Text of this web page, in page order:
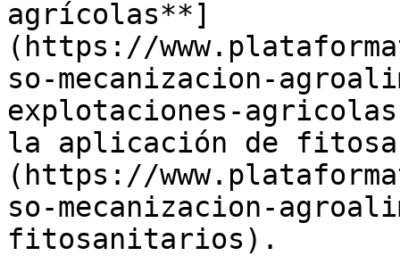
agrícolas**]
(https://
so-mecanizacion-
explotaciones-
la aplicación de
(https://
so-mecanizacion-
fitosanitarios).